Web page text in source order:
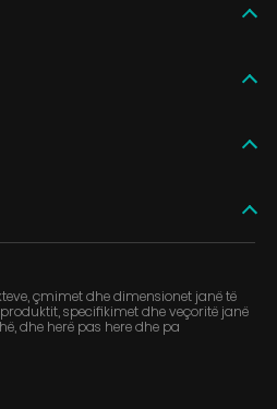
çmimet dhe dimensionet janë të
specifikimet dhe veçoritë janë
dhe herë pas here dhe pa